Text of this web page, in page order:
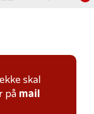
skal
på mail